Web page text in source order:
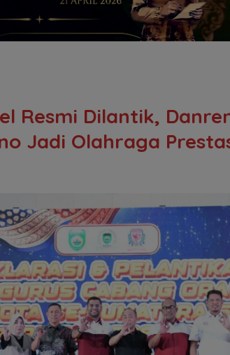
Resmi Dilantik,
Jadi Olahraga